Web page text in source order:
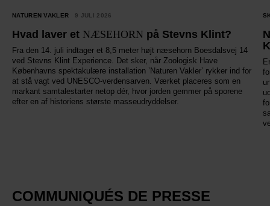
NATUREN VAKLER 9 JULI 2026
Hvad laver et NÆSEHORN på Stevns Klint?
Fra den 14. juli indtager et 8,5 meter højt næsehorn Boesdalsvej 14
ved Stevns Klint Experience. Det sker, når Zoologisk Have
Københavns spektakulære installation ’Naturen Vakler’ rykker ind for
at stå vagt ved UNESCO-verdensarven. Værket placeres som en
markant samtalestarter netop dér, hvor jorden gemmer på sporene
efter en af historiens største masseudryddelser.
COMMUNIQUÉS DE PRESSE